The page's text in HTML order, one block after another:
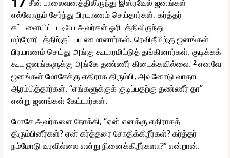
சீன் பாலைவனத்திலிருந்து இஸ்ரவேல் ஜனங்கள்
எல்லோரும் சேர்ந்து பிரயாணம் செய்தார்கள். கர்த்தர்
கட்டளையிட்டபடியே அவர்கள் ஓரிடத்திலிருந்து
மற்றோரிடத்திற்குப் பயணமானார்கள். ரெவிதீமிற்கு ஜனங்கள்
பிரயாணம் செய்து அங்கு கூடாரமிட்டுத் தங்கினார்கள். குடிக்கக்
கூட ஜனங்களுக்கு அங்கே தண்ணீர் கிடைக்கவில்லை. 2எனவே
ஜனங்கள் மோசேக்கு எதிராக திரும்பி, அவனோடு வாதாட
ஆரம்பித்தார்கள். “எங்களுக்குக் குடிப்பதற்கு தண்ணீர் தா”
என்று ஜனங்கள் கேட்டார்கள்.
மோசே அவர்களை நோக்கி, “ஏன் எனக்கு எதிராகத்
திரும்பினீர்கள்? ஏன் கர்த்தரை சோதிக்கிறீர்கள்? கர்த்தர்
நம்மோடு வரவில்லை என்று நினைக்கிறீர்களா?” என்றான்.